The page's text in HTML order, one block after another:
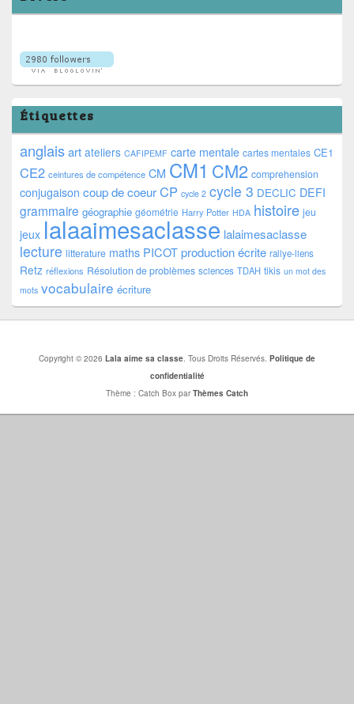
Étiquettes
anglaisart ateliers CAFIPEMF carte mentale cartes mentales CE1
CE2 ceintures de compétence CM CM1 CM2 comprehension
conjugaison coup de coeurCP cycle 2 cycle 3 DECLIC DEFI
grammaire géographie géométrie Harry Potter HDA histoire jeu
jeux lalaaimesaclasse lalaimesaclasse
lecture litterature maths PICOTproduction écrite rallye-liens
Retz réflexions Résolution de problèmes sciences TDAH tikis un mot des
mots vocabulaire écriture
Copyright © 2026 Lala aime sa classe. Tous Droits Réservés. Politique de
confidentialité
Thème : Catch Box parThèmes Catch